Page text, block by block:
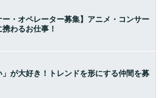
ー・オペレーター募集】アニメ・コンサー
携わるお仕事！
」が大好き！トレンドを形にする仲間を募